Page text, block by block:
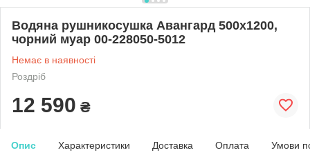
Водяна рушникосушка Авангард 500х1200,
чорний муар 00-228050-5012
Немає в наявності
Роздріб
12 590 ₴
Опис Характеристики Доставка Оплата Умови